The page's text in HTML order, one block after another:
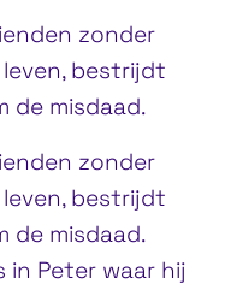
zonder
bestrijdt
de misdaad.
zonder
bestrijdt
de misdaad.
Peter waar hij